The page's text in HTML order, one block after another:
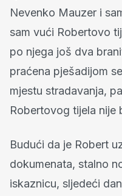
Nevenko Mauzer i
sam vući Robertovo
po njega još dva
praćena pješadijom
mjestu stradavanja,
Robertovog tijela nije
Budući da je Robert
dokumenata, stalno
iskaznicu, sljedeći